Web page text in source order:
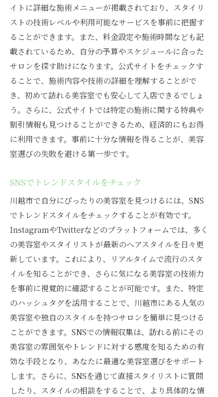
イトに詳細な施術メニューが掲載されており、スタイリ
ストの技術レベルや利用可能なサービスを事前に把握す
ることができます。また、料金設定や施術時間なども記
載されているため、自分の予算やスケジュールに合った
サロンを探す助けになります。公式サイトをチェックす
ることで、施術内容や技術の詳細を理解することがで
き、初めて訪れる美容室でも安心して入店できるでしょ
う。さらに、公式サイトでは特定の施術に関する特典や
割引情報も見つけることができるため、経済的にもお得
に利用できます。事前に十分な情報を得ることが、美容
室選びの失敗を避ける第一歩です。
SNSでトレンドスタイルをチェック
川越市で自分にぴったりの美容室を見つけるには、SNS
でトレンドスタイルをチェックすることが有効です。
InstagramやTwitterなどのプラットフォームでは、多く
の美容室やスタイリストが最新のヘアスタイルを日々更
新しています。これにより、リアルタイムで流行のスタ
イルを知ることができ、さらに気になる美容室の技術力
を事前に視覚的に確認することが可能です。また、特定
のハッシュタグを活用することで、川越市にある人気の
美容室や独自のスタイルを持つサロンを簡単に見つける
ことができます。SNSでの情報収集は、訪れる前にその
美容室の雰囲気やトレンドに対する感度を知るための有
効な手段となり、あなたに最適な美容室選びをサポート
します。さらに、SNSを通じて直接スタイリストに質問
したり、スタイルの相談をすることで、より具体的な情